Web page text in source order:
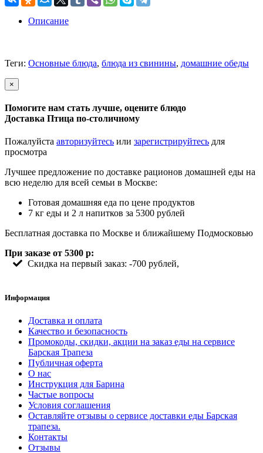
Описание
Теги: Основные блюда, блюда из свинины, домашние обеды
×
Помогите нам стать лучше, оцените блюдо
Доставка Птица по-столичному
Пожалуйста авторизуйтесь или зарегистрируйтесь для
просмотра
Лучшее предложение по доставке рационов домашней еды на
всю неделю для всей семьи в Москве:
Готовая домашняя еда по цене продуктов
7 кг еды и 2 л напитков за 5300 рублей
Бесплатная доставка по Москве и ближайшему Подмосковью
При заказе от 5300 р:
Скидка на первый заказ: -700 рублей,
Информация
Доставка и оплата
Качество и безопасность
Промокоды, скидки, акции на заказ еды на сервисе
Барская Трапеза
Публичная оферта
О нас
Инструкция для Барина
Частые вопросы
Условия соглашения
Оставляйте отзывы о сервисе доставки еды Барская
трапеза.
Контакты
Отзывы